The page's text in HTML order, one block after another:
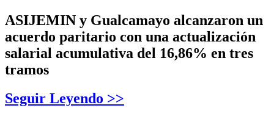
ASIJEMIN y Gualcamayo alcanzaron un
acuerdo paritario con una actualización
salarial acumulativa del 16,86% en tres
tramos
Seguir Leyendo >>